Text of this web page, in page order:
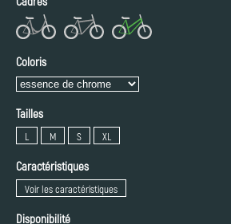
Coloris
Tailles
L M S XL
Caractéristiques
Voir les caractéristiques
Disponibilité